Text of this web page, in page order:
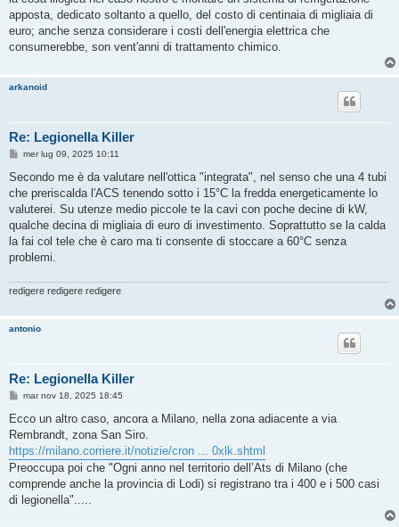
apposta, dedicato soltanto a quello, del costo di centinaia di migliaia di
euro; anche senza considerare i costi dell'energia elettrica che
consumerebbe, son vent'anni di trattamento chimico.
arkanoid
Re: Legionella Killer
M
s
a
g
i
o
mer lug 09, 2025 10:11
Secondo me è da valutare nell'ottica "integrata", nel senso che una 4 tubi
che preriscalda l'ACS tenendo sotto i 15°C la fredda energeticamente lo
valuterei. Su utenze medio piccole te la cavi con poche decine di kW,
qualche decina di migliaia di euro di investimento. Soprattutto se la calda
la fai col tele che è caro ma ti consente di stoccare a 60°C senza
problemi.
redigere redigere redigere
antonio
Re: Legionella Killer
M
s
a
g
g
i
o
mar nov 18, 2025 18:45
Ecco un altro caso, ancora a Milano, nella zona adiacente a via
Rembrandt, zona San Siro.
https://milano.corriere.it/notizie/cron ... 0xlk.shtml
Preoccupa poi che "Ogni anno nel territorio dell’Ats di Milano (che
comprende anche la provincia di Lodi) si registrano tra i 400 e i 500 casi
di legionella".....